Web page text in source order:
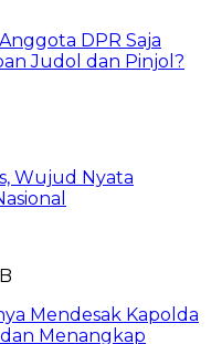
DPR Saja
Judol dan Pinjol?
Wujud Nyata
Mendesak Kapolda
Menangkap